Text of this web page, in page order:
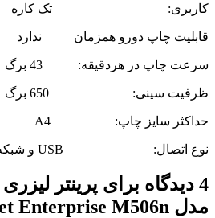
کاربری: تک کاره
قابلیت چاپ دورو همزمان ندارد
سرعت چاپ در هردقیقه: 43 برگ
ظرفیت سینی: 650 برگ
حداکثر سایز چاپ: A4
نوع اتصال: USB و شبکه
4 دیدگاه برای
پرینتر
مدل LaserJet Enterprise M506n